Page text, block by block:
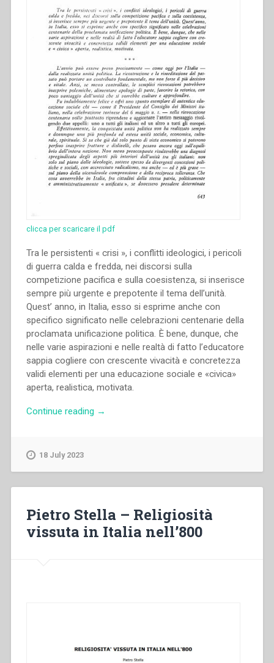
clicca per scaricare il pdf
Tra le persistenti « crisi », i conflitti ideologici, i pericoli
di guerra calda e fredda, nei discorsi sulla
competizione pacifica e sulla coesistenza, si inserisce
sempre più urgente e prepotente il tema dell’unità.
Quest’ anno, in Italia, esso si esprime anche con
specifico significato nelle celebrazioni centenarie della
proclamata unificazione politica. È bene, dunque, che
nelle varie aspirazioni e nelle realtà di fatto l’educatore
sappia cogliere con crescente vivacità e concretezza
validi elementi per una educazione sociale e «civica»
aperta, realistica, motivata.
Continue reading “Pietro
→
18 July 2023
Pietro Stella – Religiosità
vissuta in Italia nell’800